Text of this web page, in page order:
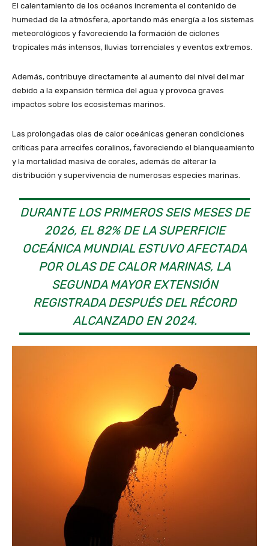
El calentamiento de los océanos incrementa el contenido de
humedad de la atmósfera, aportando más energía a los sistemas
meteorológicos y favoreciendo la formación de ciclones
tropicales más intensos, lluvias torrenciales y eventos extremos.
Además, contribuye directamente al aumento del nivel del mar
debido a la expansión térmica del agua y provoca graves
impactos sobre los ecosistemas marinos.
Las prolongadas olas de calor oceánicas generan condiciones
críticas para arrecifes coralinos, favoreciendo el blanqueamiento
y la mortalidad masiva de corales, además de alterar la
distribución y supervivencia de numerosas especies marinas.
DURANTE LOS PRIMEROS SEIS MESES DE
2026, EL 82% DE LA SUPERFICIE
OCEÁNICA MUNDIAL ESTUVO AFECTADA
POR OLAS DE CALOR MARINAS, LA
SEGUNDA MAYOR EXTENSIÓN
REGISTRADA DESPUÉS DEL RÉCORD
ALCANZADO EN 2024.